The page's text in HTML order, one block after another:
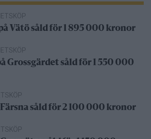
Vätö såld för 1 895 000 kronor
Grossgärdet såld för 1 550 000
såld för 2 100 000 kronor